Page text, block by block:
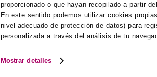
proporcionado o que hayan recopilado a partir
En este sentido podemos utilizar cookies
nivel adecuado de protección de datos) para
personalizada a través del análisis de tu
Mostrar detalles